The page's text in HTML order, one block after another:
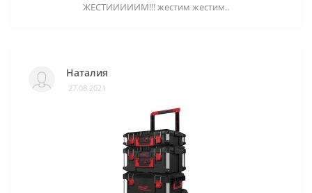
ЖЕСТИИИИИМ!!! жестим жестим..
Наталия
27.08.2021